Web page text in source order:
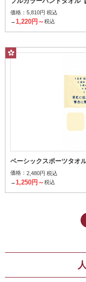
価格： 5,810円 税込
→1,220円～税込
ベーシックスポーツタオ
価格： 2,480円 税込
→ 1,250円～税込